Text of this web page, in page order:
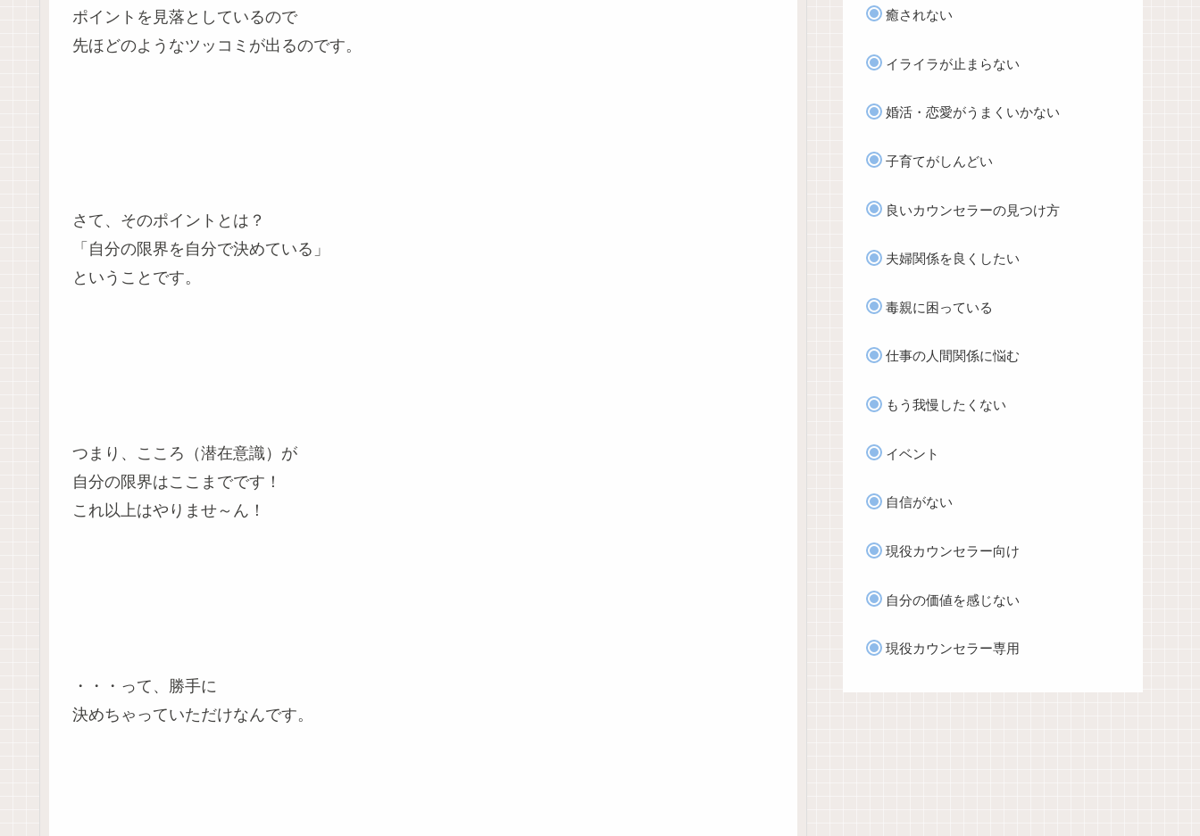
ポイントを見落としているので
先ほどのようなツッコミが出るのです。
さて、そのポイントとは？
「自分の限界を自分で決めている」
ということです。
つまり、こころ（潜在意識）が
自分の限界はここまでです！
これ以上はやりませ～ん！
・・・って、勝手に
決めちゃっていただけなんです。
癒されない
イライラが止まらない
婚活・恋愛がうまくいかない
子育てがしんどい
良いカウンセラーの見つけ方
夫婦関係を良くしたい
毒親に困っている
仕事の人間関係に悩む
もう我慢したくない
イベント
自信がない
現役カウンセラー向け
自分の価値を感じない
現役カウンセラー専用